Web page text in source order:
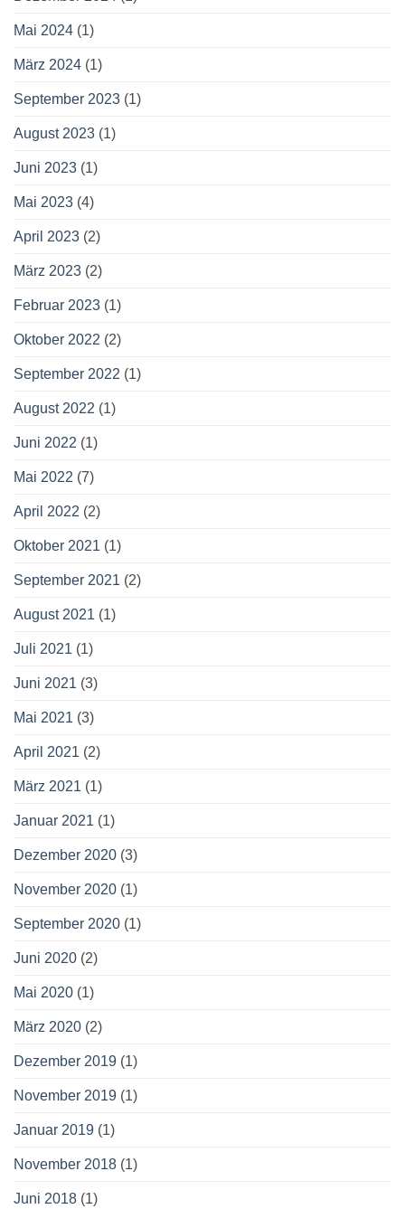
Mai 2024 (1)
März 2024 (1)
September 2023 (1)
August 2023 (1)
Juni 2023 (1)
Mai 2023 (4)
April 2023 (2)
März 2023 (2)
Februar 2023 (1)
Oktober 2022 (2)
September 2022 (1)
August 2022 (1)
Juni 2022 (1)
Mai 2022 (7)
April 2022 (2)
Oktober 2021 (1)
September 2021 (2)
August 2021 (1)
Juli 2021 (1)
Juni 2021 (3)
Mai 2021 (3)
April 2021 (2)
März 2021 (1)
Januar 2021 (1)
Dezember 2020 (3)
November 2020 (1)
September 2020 (1)
Juni 2020 (2)
Mai 2020 (1)
März 2020 (2)
Dezember 2019 (1)
November 2019 (1)
Januar 2019 (1)
November 2018 (1)
Juni 2018 (1)